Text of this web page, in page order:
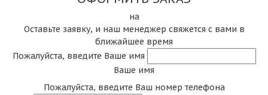
на
Оставьте заявку, и наш менеджер свяжется с вами в
ближайшее время
Пожалуйста, введите Ваше имя
Ваше имя
Пожалуйста, введите Ваш номер телефона